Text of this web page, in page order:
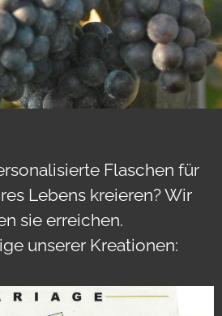
Flaschen für
Lebens kreieren? Wir
sie erreichen.
unserer Kreationen: